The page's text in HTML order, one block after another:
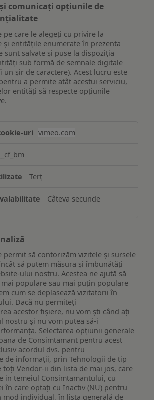
comunicați opțiunile de
pe care le alegeți cu privire la
și entitățile enumerate în prezenta
sunt salvate și puse la dispoziția
sub formă de semnale digitale
un șir de caractere). Acest lucru este
a permite atât acestui serviciu,
entități să respecte opțiunile
vimeo.com
__cf_bm
Terț
Câteva secunde
permit să contorizăm vizitele și sursele
să putem măsura și îmbunătăți
ului nostru. Acestea ne ajută să
mai populare sau mai puțin populare
cum se deplasează vizitatorii în
Dacă nu permiteți
acestor fișiere, nu vom ști când ați
nostru și nu vom putea să-i
Selectarea opțiunii generale
de Consimtamant pentru acest
acordul dvs. pentru
de informații, prin Tehnologii de tip
toți Vendor-ii din lista de mai jos, care
in temeiul Consimtamantului, cu
în care optați cu Inactiv (NU) pentru
mod individual, în lista generală de